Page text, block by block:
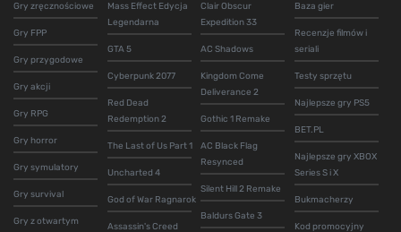
Gry zręcznościowe
Gry FPP
Gry przygodowe
Gry akcji
Gry RPG
Gry horror
Gry symulatory
Gry survival
Gry z otwartym
Mass Effect Edycja
Legendarna
GTA 5
Cyberpunk 2077
Red Dead
Redemption 2
The Last of Us Part 1
Uncharted 4
God of War Ragnarok
Assassin's Creed
Clair Obscur
Expedition 33
AC Shadows
Kingdom Come
Deliverance 2
Gothic 1 Remake
AC Black Flag
Resynced
Silent Hill 2 Remake
Baldurs Gate 3
Baza gier
Recenzje filmów i
seriali
Testy sprzętu
Najlepsze gry PS5
BET.PL
Najlepsze gry XBOX
Series S i X
Bukmacherzy
Kod promocyjny